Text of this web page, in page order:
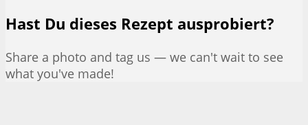
Hast Du dieses Rezept ausprobiert?
Share a photo and tag us — we can't wait to see
what you've made!